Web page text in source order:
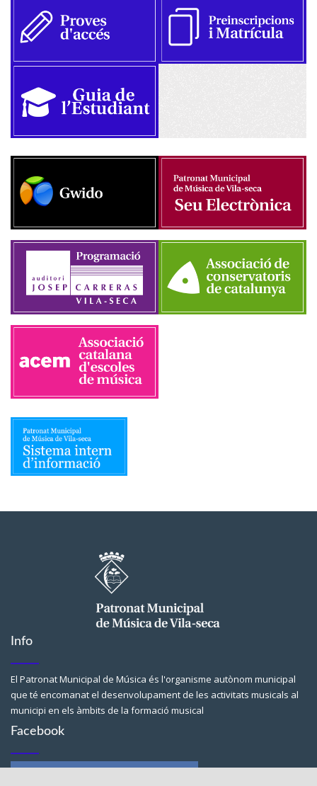
Info
El Patronat Municipal de Música és l'organisme autònom municipal
que té encomanat el desenvolupament de les activitats musicals al
municipi en els àmbits de la formació musical
Facebook